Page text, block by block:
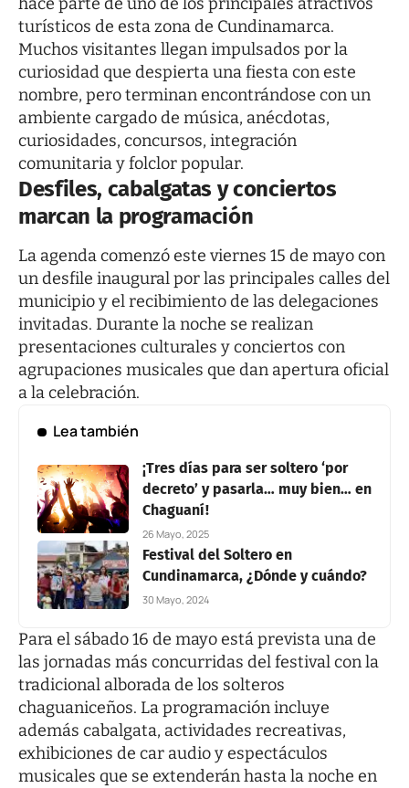
turísticos de esta zona de Cundinamarca.
Muchos visitantes llegan impulsados por la
curiosidad que despierta una fiesta con este
nombre, pero terminan encontrándose con un
ambiente cargado de música, anécdotas,
curiosidades, concursos, integración
comunitaria y folclor popular.
Desfiles, cabalgatas y conciertos
marcan la programación
La agenda comenzó este viernes 15 de mayo con
un desfile inaugural por las principales calles del
municipio y el recibimiento de las delegaciones
invitadas. Durante la noche se realizan
presentaciones culturales y conciertos con
agrupaciones musicales que dan apertura oficial
a la celebración.
Lea también
¡Tres días para ser soltero ‘por
decreto’ y pasarla… muy bien… en
Chaguaní!
26 Mayo, 2025
Festival del Soltero en
Cundinamarca, ¿Dónde y cuándo?
30 Mayo, 2024
Para el sábado 16 de mayo está prevista una de
las jornadas más concurridas del festival con la
tradicional alborada de los solteros
chaguaniceños. La programación incluye
además cabalgata, actividades recreativas,
exhibiciones de car audio y espectáculos
musicales que se extenderán hasta la noche en